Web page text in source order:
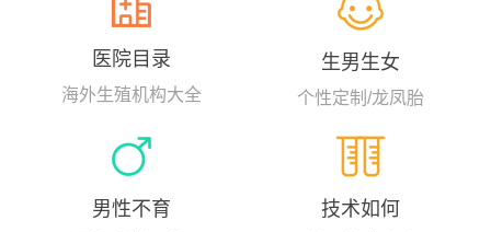
医院目录
海外生殖机构大全
生男生女
个性定制/龙凤胎
男性不育 技术如何